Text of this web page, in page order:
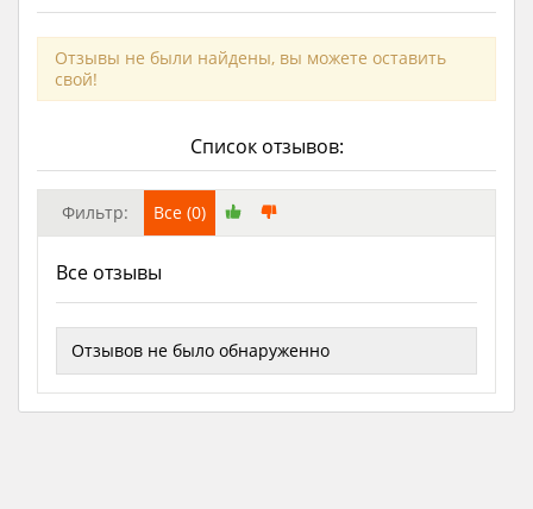
Отзывы не были найдены, вы можете оставить
свой!
Список отзывов:
Фильтр: Все (0)
Все отзывы
Отзывов не было обнаруженно